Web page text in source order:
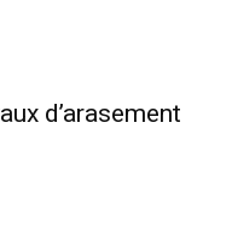
d’arasement